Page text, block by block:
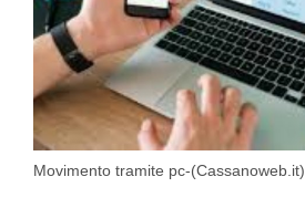
Movimento tramite pc-(Cassanoweb.it)